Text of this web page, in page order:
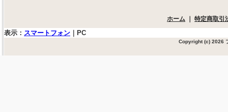
ホーム ｜ 特定商取引
表示： スマートフォン PC
Copyright (c) 2026